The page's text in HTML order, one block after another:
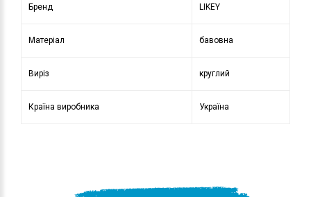
Бренд LIKEY
Матеріал бавовна
Виріз круглий
Країна виробника Україна